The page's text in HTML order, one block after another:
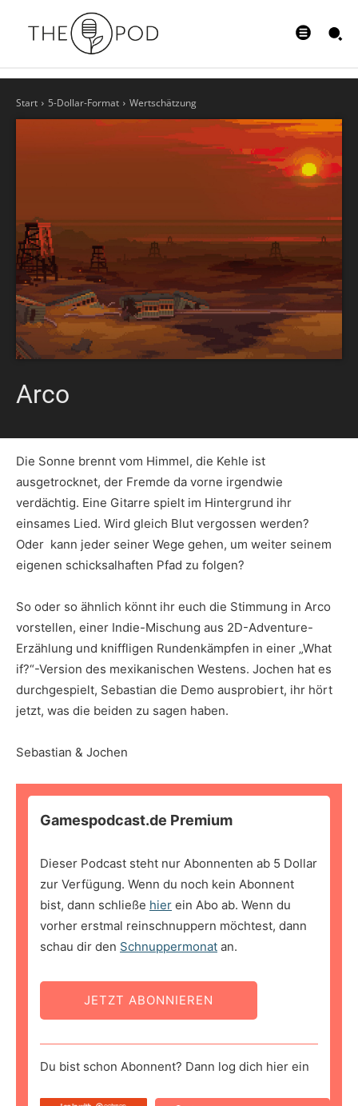
Start 5-Dollar-Format Wertschätzung
Arco
Die Sonne brennt vom Himmel, die Kehle ist
ausgetrocknet, der Fremde da vorne irgendwie
verdächtig. Eine Gitarre spielt im Hintergrund ihr
einsames Lied. Wird gleich Blut vergossen werden?
Oder kann jeder seiner Wege gehen, um weiter seinem
eigenen schicksalhaften Pfad zu folgen?
So oder so ähnlich könnt ihr euch die Stimmung in Arco
vorstellen, einer Indie-Mischung aus 2D-Adventure-
Erzählung und kniffligen Rundenkämpfen in einer „What
if?“-Version des mexikanischen Westens. Jochen hat es
durchgespielt, Sebastian die Demo ausprobiert, ihr hört
jetzt, was die beiden zu sagen haben.
Sebastian & Jochen
Gamespodcast.de Premium
Dieser Podcast steht nur Abonnenten ab 5 Dollar
zur Verfügung. Wenn du noch kein Abonnent
bist, dann schließe hier ein Abo ab. Wenn du
vorher erstmal reinschnuppern möchtest, dann
schau dir den Schnuppermonat an.
JETZT ABONNIEREN
Du bist schon Abonnent? Dann log dich hier ein